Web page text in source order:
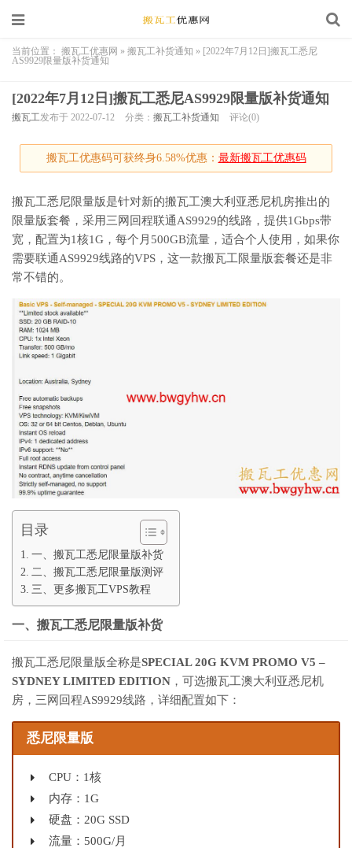
当前位置： 搬瓦工优惠网 » 搬瓦工补货通知 » [2022年7月12日]搬瓦工悉尼
AS9929限量版补货通知
[2022年7月12日]搬瓦工悉尼AS9929限量版补货通知
搬瓦工发布于 2022-07-12 分类： 搬瓦工补货通知 评论(0)
搬瓦工优惠码可获终身6.58%优惠： 最新搬瓦工优惠码
搬瓦工悉尼限量版是针对新的搬瓦工澳大利亚悉尼机房推出的
限量版套餐，采用三网回程联通AS9929的线路，提供1Gbps带
宽，配置为1核1G，每个月500GB流量，适合个人使用，如果你
需要联通AS9929线路的VPS，这一款搬瓦工限量版套餐还是非
常不错的。
目录
一、搬瓦工悉尼限量版补货
二、搬瓦工悉尼限量版测评
三、更多搬瓦工VPS教程
一、搬瓦工悉尼限量版补货
搬瓦工悉尼限量版全称是SPECIAL 20G KVM PROMO V5 –
SYDNEY LIMITED EDITION ，可选搬瓦工澳大利亚悉尼机
房，三网回程AS9929线路，详细配置如下：
悉尼限量版
CPU：1核
内存：1G
硬盘：20G SSD
流量：500G/月